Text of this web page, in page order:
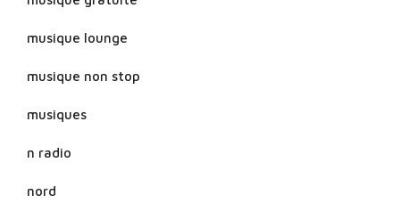
musique lounge
musique non stop
musiques
n radio
nord